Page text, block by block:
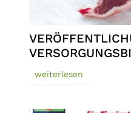
weiterlesen